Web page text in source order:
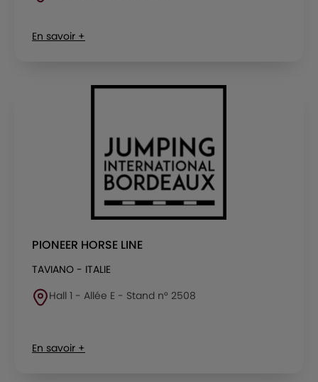
En savoir +
PIONEER HORSE LINE
TAVIANO - ITALIE
Hall 1 - Allée E - Stand n° 2508
En savoir +